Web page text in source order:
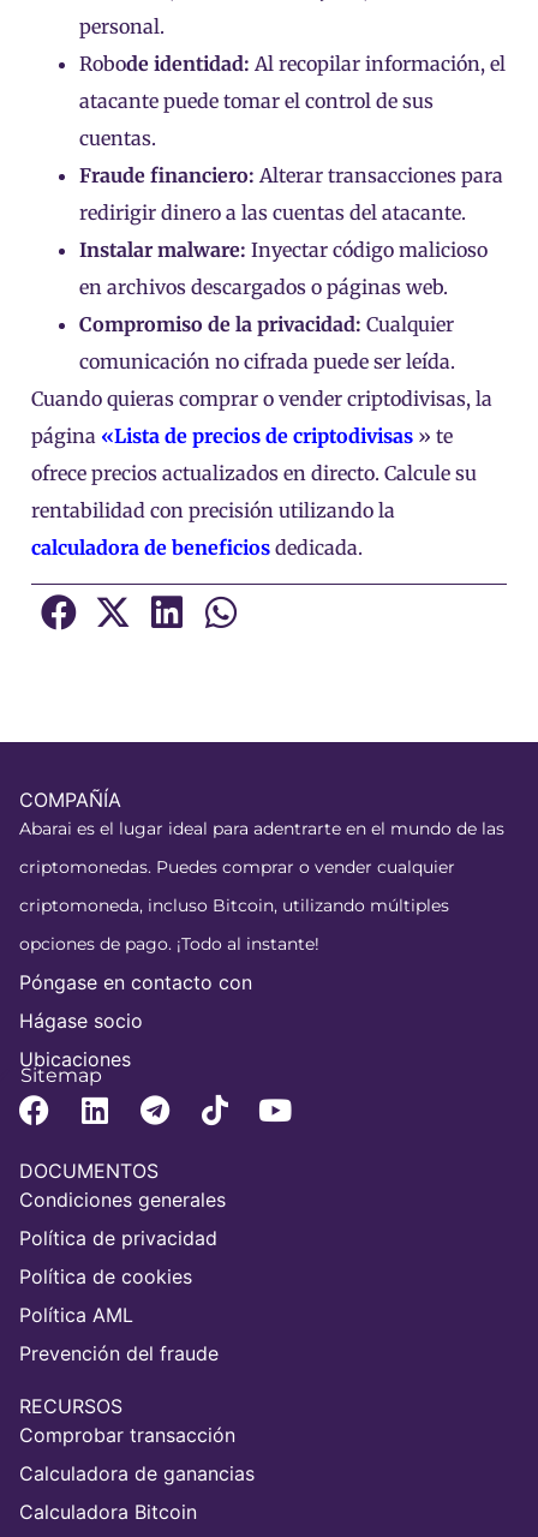
personal.
Robode identidad: Al recopilar información, el
atacante puede tomar el control de sus
cuentas.
Fraude financiero: Alterar transacciones para
redirigir dinero a las cuentas del atacante.
Instalar malware: Inyectar código malicioso
en archivos descargados o páginas web.
Compromiso de la privacidad: Cualquier
comunicación no cifrada puede ser leída.
Cuando quieras comprar o vender criptodivisas, la
página «Lista de precios de criptodivisas » te
ofrece precios actualizados en directo. Calcule su
rentabilidad con precisión utilizando la
calculadora de beneficios dedicada.
COMPAÑÍA
Abarai es el lugar ideal para adentrarte en el mundo de las
criptomonedas. Puedes comprar o vender cualquier
criptomoneda, incluso Bitcoin, utilizando múltiples
opciones de pago. ¡Todo al instante!
Póngase en contacto con
Hágase socio
Ubicaciones
Sitemap
DOCUMENTOS
Condiciones generales
Política de privacidad
Política de cookies
Política AML
Prevención del fraude
RECURSOS
Comprobar transacción
Calculadora de ganancias
Calculadora Bitcoin